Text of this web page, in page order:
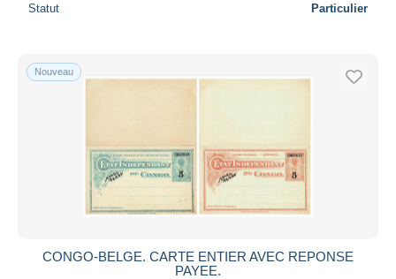
Statut Particulier
Nouveau
CONGO-BELGE. CARTE ENTIER AVEC REPONSE
PAYEE.